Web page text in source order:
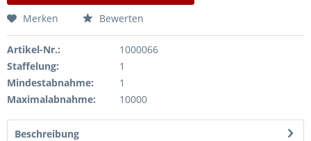
Merken Bewerten
Artikel-Nr.:
1000066
Staffelung:
1
Mindestabnahme:
1
Maximalabnahme:
10000
Beschreibung